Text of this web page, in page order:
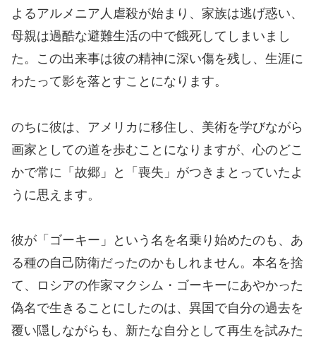
よるアルメニア人虐殺が始まり、家族は逃げ惑い、
母親は過酷な避難生活の中で餓死してしまいまし
た。この出来事は彼の精神に深い傷を残し、生涯に
わたって影を落とすことになります。
のちに彼は、アメリカに移住し、美術を学びながら
画家としての道を歩むことになりますが、心のどこ
かで常に「故郷」と「喪失」がつきまとっていたよ
うに思えます。
彼が「ゴーキー」という名を名乗り始めたのも、あ
る種の自己防衛だったのかもしれません。本名を捨
て、ロシアの作家マクシム・ゴーキーにあやかった
偽名で生きることにしたのは、異国で自分の過去を
覆い隠しながらも、新たな自分として再生を試みた